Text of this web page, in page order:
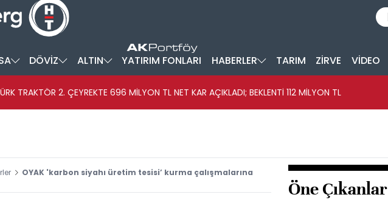
DÖVİZ ALTIN YATIRIM FONLARI HABERLER TARIM ZİRVE VİDEO
TRAKTÖR 2. ÇEYREKTE 696 MİLYON TL NET KAR AÇIKLADI; BEKLENTİ 112 MİLYON TL
OYAK 'karbon siyahı üretim tesisi’ kurma çalışmalarına
Öne Çıkanlar